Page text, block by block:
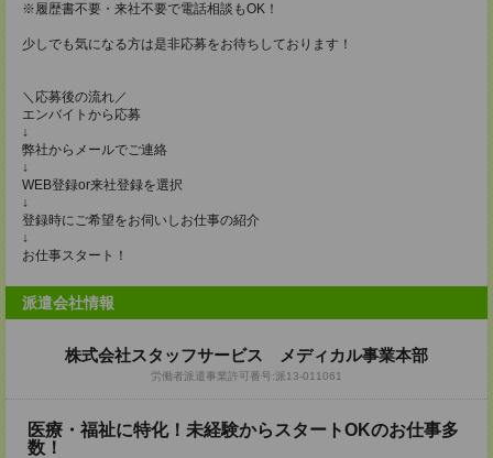
※履歴書不要・来社不要で電話相談もOK！
少しでも気になる方は是非応募をお待ちしております！
＼応募後の流れ／
エンバイトから応募
↓
弊社からメールでご連絡
↓
WEB登録or来社登録を選択
↓
登録時にご希望をお伺いしお仕事の紹介
↓
お仕事スタート！
派遣会社情報
株式会社スタッフサービス メディカル事業本部
労働者派遣事業許可番号:派13-011061
医療・福祉に特化！未経験からスタートOKのお仕事多
数！